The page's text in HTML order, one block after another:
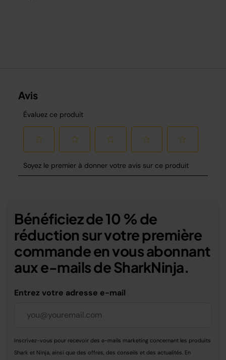
Bénéficiez de 10 % de
réduction sur votre première
commande en vous abonnant
aux e-mails de SharkNinja.
Entrez votre adresse e-mail
Inscrivez-vous pour recevoir des e-mails marketing concernant les produits
Shark et Ninja, ainsi que des offres, des conseils et des actualités. En